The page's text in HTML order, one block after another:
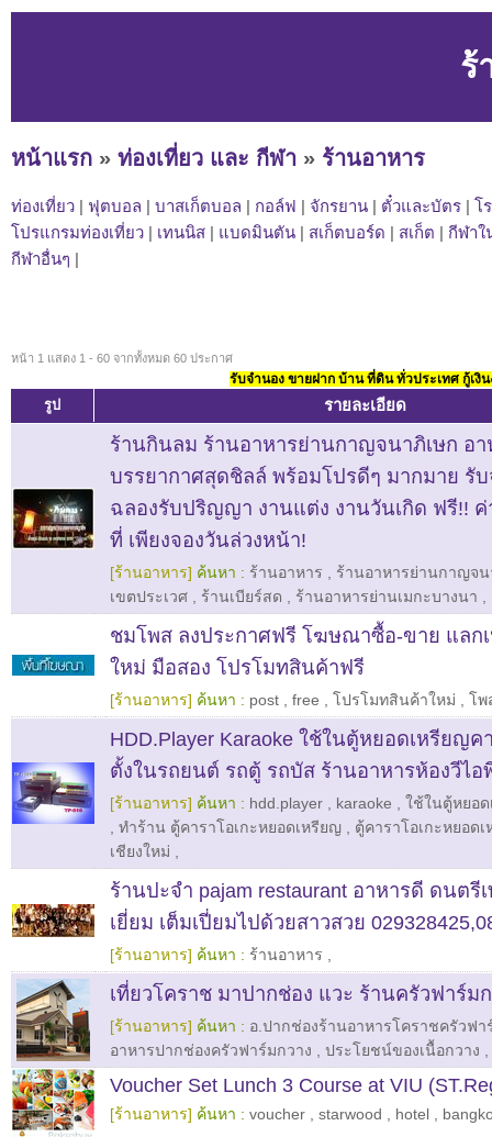
ร้
หน้าแรก » ท่องเที่ยว และ กีฬา » ร้านอาหาร
ท่องเที่ยว | ฟุตบอล | บาสเก็ตบอล | กอล์ฟ | จักรยาน | ตั๋วและบัตร | โ
โปรแกรมท่องเที่ยว | เทนนิส | แบดมินตัน | สเก็ตบอร์ด | สเก็ต | กีฬาใ
กีฬาอื่นๆ |
หน้า 1 แสดง 1 - 60 จากทั้งหมด 60 ประกาศ
รับจำนอง ขายฝาก บ้าน ที่ดิน ทั่วประเทศ กู้เงิ
รูป รายละเอียด
ร้านกินลม ร้านอาหารย่านกาญจนาภิเษก อา
บรรยากาศสุดชิลล์ พร้อมโปรดีๆ มากมาย รับ
ฉลองรับปริญญา งานแต่ง งานวันเกิด ฟรี!!
ที่ เพียงจองวันล่วงหน้า!
[ร้านอาหาร] ค้นหา : ร้านอาหาร
ร้านอาหารย่านกาญจน
เขตประเวศ
ร้านเบียร์สด ร้านอาหารย่านเมกะบางนา
ชมโพส ลงประกาศฟรี โฆษณาซื้อ-ขาย แลก
ใหม่ มือสอง โปรโมทสินค้าฟรี
[ร้านอาหาร] ค้นหา : post free โปรโมทสินค้าใหม่ โพ
HDD.Player Karaoke ใช้ในตู้หยอดเหรียญค
ตั้งในรถยนต์ รถตู้ รถบัส ร้านอาหารห้องวีไอ
[ร้านอาหาร] ค้นหา : hdd.player karaoke
ใช้ในตู้หยอด
ทําร้าน ตู้คาราโอเกะหยอดเหรียญ
ตู้คาราโอเกะหยอด
เชียงใหม่
ร้านปะจำ pajam restaurant อาหารดี ดนตรี
เยี่ยม เต็มเปี่ยมไปด้วยสาวสวย
[ร้านอาหาร] ค้นหา : ร้านอาหาร
เที่ยวโคราช มาปากช่อง แวะ ร้านครัวฟาร์ม
[ร้านอาหาร] ค้นหา : อ.ปากช่องร้านอาหารโคราชครัวฟา
อาหารปากช่องครัวฟาร์มกวาง
ประโยชน์ของเนื้อกวาง
Voucher Set Lunch 3 Course at VIU
[ร้านอาหาร] ค้นหา : voucher starwood hotel